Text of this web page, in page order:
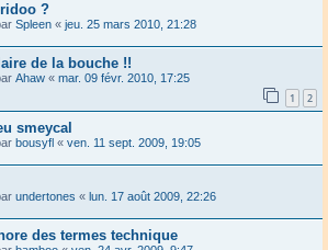
?
Spleen « jeu. 25 mars 2010, 21:28
de la bouche !!
Ahaw « mar. 09 févr. 2010, 17:25
1 2
smeycal
bousyfl « ven. 11 sept. 2009, 19:05
undertones « lun. 17 août 2009, 22:26
des termes technique